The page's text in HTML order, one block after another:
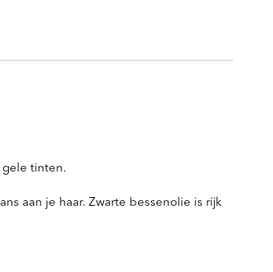
gele tinten.
aan je haar. Zwarte bessenolie is rijk